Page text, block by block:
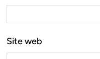
Site web